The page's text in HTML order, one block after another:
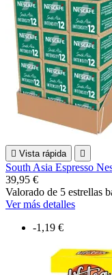
 Vista rápida 
South Asia Espresso
39,95 €
Valorado de 5 estrellas
Ver más detalles
-1,19 €